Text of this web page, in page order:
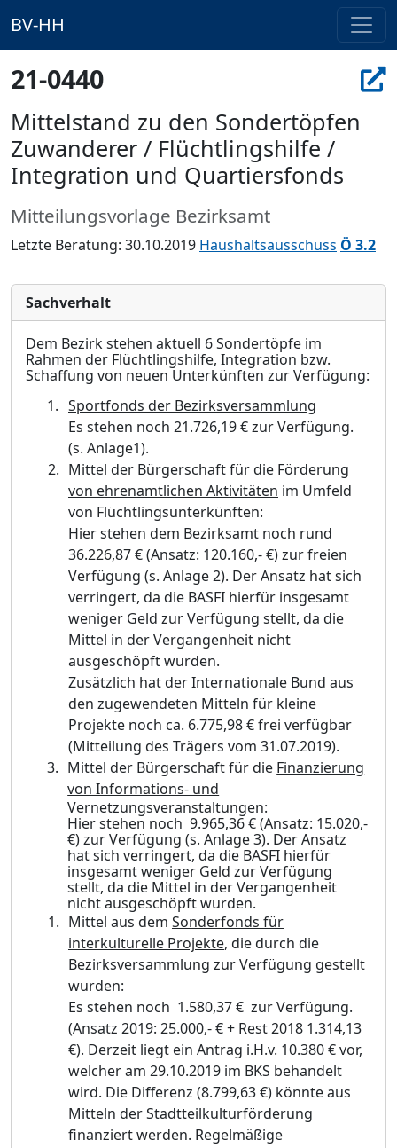
BV-HH
21-0440
Mittelstand zu den Sondertöpfen
Zuwanderer / Flüchtlingshilfe /
Integration und Quartiersfonds
Mitteilungsvorlage Bezirksamt
Letzte Beratung: 30.10.2019 Haushaltsausschuss Ö 3.2
Sachverhalt
Dem Bezirk stehen aktuell 6 Sondertöpfe im
Rahmen der Flüchtlingshilfe, Integration bzw.
Schaffung von neuen Unterkünften zur Verfügung:
Sportfonds der Bezirksversammlung
Es stehen noch 21.726,19 € zur Verfügung.
(s. Anlage1).
Mittel der Bürgerschaft für die Förderung
von ehrenamtlichen Aktivitäten im Umfeld
von Flüchtlingsunterkünften:
Hier stehen dem Bezirksamt noch rund
36.226,87 € (Ansatz: 120.160,- €) zur freien
Verfügung (s. Anlage 2). Der Ansatz hat sich
verringert, da die BASFI hierfür insgesamt
weniger Geld zur Verfügung stellt, da die
Mittel in der Vergangenheit nicht
ausgeschöpft wurden.
Zusätzlich hat der Internationale Bund aus
den zugewendeten Mitteln für kleine
Projekte noch ca. 6.775,98 €frei verfügbar
(Mitteilung des Trägers vom 31.07.2019).
Mittel der Bürgerschaft für die Finanzierung
von Informations- und
Vernetzungsveranstaltungen:
Hier stehen noch 9.965,36 € (Ansatz: 15.020,-
€) zur Verfügung (s. Anlage 3). Der Ansatz
hat sich verringert, da die BASFI hierfür
insgesamt weniger Geld zur Verfügung
stellt, da die Mittel in der Vergangenheit
nicht ausgeschöpft wurden.
Mittel aus dem Sonderfonds für
interkulturelle Projekte, die durch die
Bezirksversammlung zur Verfügung gestellt
wurden:
Es stehen noch 1.580,37 € zur Verfügung.
(Ansatz 2019: 25.000,- € + Rest 2018 1.314,13
€). Derzeit liegt ein Antrag i.H.v. 10.380 € vor,
welcher am 29.10.2019 im BKS behandelt
wird. Die Differenz (8.799,63 €) könnte aus
Mitteln der Stadtteilkulturförderung
finanziert werden. Regelmäßige